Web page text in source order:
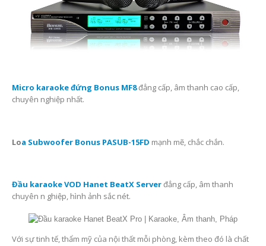
Micro karaoke đứng Bonus MF8đẳng cấp, âm thanh cao cấp,
chuyên nghiệp nhất.